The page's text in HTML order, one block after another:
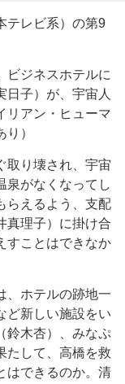
テレビ系）の第9
ジネスホテルに
日子）が、宇宙人
リアン・ヒューマ
）
取り壊され、宇宙
泉がなくなってし
らえるよう、支配
真理子）に掛け合
すことはできなか
、ホテルの跡地一
ど新しい施設をい
鈴木杏）、みなぷ
たして、高橋を救
はできるのか。清